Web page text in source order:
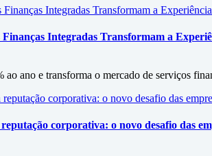
Integradas Transformam a
ao ano e transforma o mercado de serviços
corporativa: o novo desafio das